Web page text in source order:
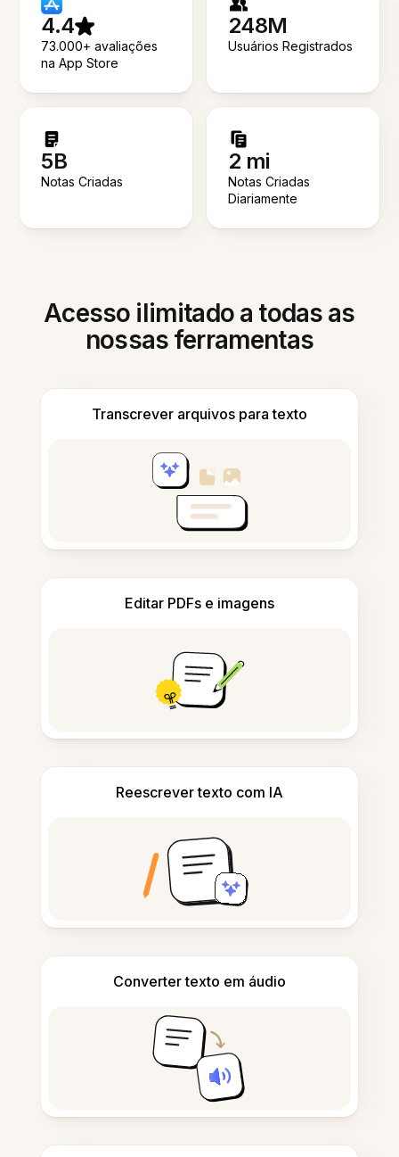
4.4
73.000+ avaliações
na App Store
248M
Usuários Registrados
5B
Notas Criadas
2 mi
Notas Criadas
Diariamente
Acesso ilimitado a todas as
nossas ferramentas
Transcrever arquivos para texto
Editar PDFs e imagens
Reescrever texto com IA
Converter texto em áudio